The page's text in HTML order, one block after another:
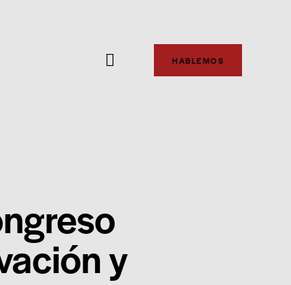
HABLEMOS
y